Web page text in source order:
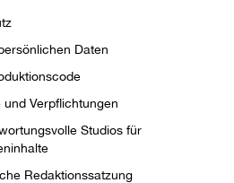
Daten
und Verpflichtungen
Studios für
Redaktionssatzung